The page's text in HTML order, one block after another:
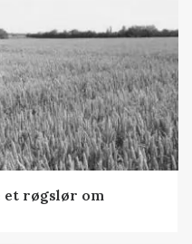
et røgslør om